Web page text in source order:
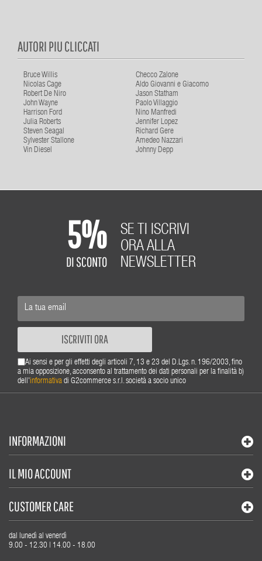
AUTORI PIU CLICCATI
Bruce Willis
Checco Zalone
Nicolas Cage
Aldo Giovanni e Giacomo
Robert De Niro
Jason Statham
John Wayne
Paolo Villaggio
Harrison Ford
Nino Manfredi
Julia Roberts
Jennifer Lopez
Steven Seagal
Richard Gere
Sylvester Stallone
Amedeo Nazzari
Vin Diesel
Johnny Depp
5%
DI SCONTO
SE TI ISCRIVI
ORA ALLA
NEWSLETTER
ISCRIVITI ORA
Ai sensi e per gli effetti degli articoli 7, 13 e 23 del D.Lgs. n. 196/2003, fino
a mia opposizione, acconsento al trattamento dei dati personali per la finalità b)
dell'informativa di G2commerce s.r.l. società a socio unico
INFORMAZIONI
IL MIO ACCOUNT
CUSTOMER CARE
dal lunedì al venerdì
9.00 - 12.30 | 14.00 - 18.00